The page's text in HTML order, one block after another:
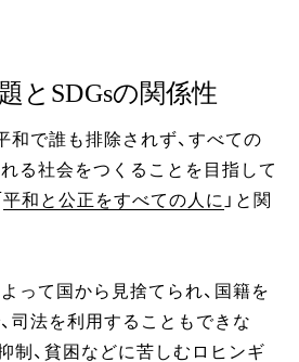
とSDGsの関係性
和で誰も排除されず、すべての
る社会をつくることを目指して
平和と公正をすべての人に 」と関
って国から見捨てられ、国籍を
司法を利用することもできな
制、貧困などに苦しむロヒンギ